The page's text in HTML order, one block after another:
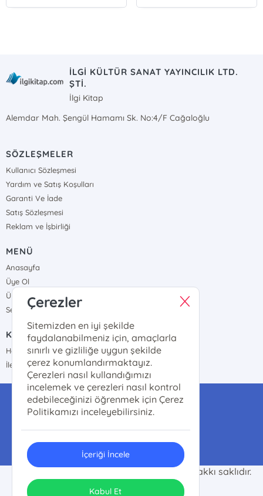
İLGİ KÜLTÜR SANAT YAYINCILIK LTD.
ŞTİ.
İlgi Kitap
Alemdar Mah. Şengül Hamamı Sk. No:4/F Cağaloğlu
SÖZLEŞMELER
Kullanıcı Sözleşmesi
Yardım ve Satış Koşulları
Garanti Ve İade
Satış Sözleşmesi
Reklam ve İşbirliği
MENÜ
Anasayfa
Üye Ol
Üye Girişi
Sepetim
KURUMSAL
Hakkımızda
İletişim
info@ilgikitap.com
0 (0212) 526 39 75
© 2025 İlgikitap | Kitaba Olan İlginiz. Her hakkı saklıdır.
Tasarım & Uygulama
Çerezler
Sitemizden en iyi şekilde
faydalanabilmeniz için, amaçlarla
sınırlı ve gizliliğe uygun şekilde
çerez konumlandırmaktayız.
Çerezleri nasıl kullandığımızı
incelemek ve çerezleri nasıl kontrol
edebileceğinizi öğrenmek için Çerez
Politikamızı inceleyebilirsiniz.
İçeriği İncele
Kabul Et